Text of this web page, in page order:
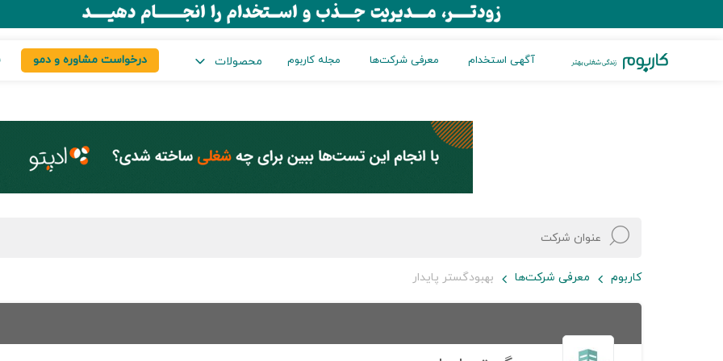
آگهی استخدام معرفی شرکت‌ها مجله کاربوم محصولات درخواست مشاوره و دمو
کاربوم معرفی شرکت‌ها بهبودگستر پایدار